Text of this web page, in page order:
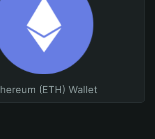
(ETH) Wallet